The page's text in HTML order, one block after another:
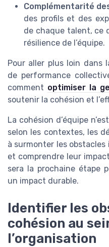
Complémentarité
des profils et des
de chaque talent, ce
résilience de l’équipe.
Pour aller plus loin dans
de performance
comment optimiser la
soutenir la cohésion et
La cohésion d’équipe
selon les contextes, les
à surmonter les
et comprendre leur
sera la prochaine étape
un impact durable.
Identifier les
cohésion au
l’organisation